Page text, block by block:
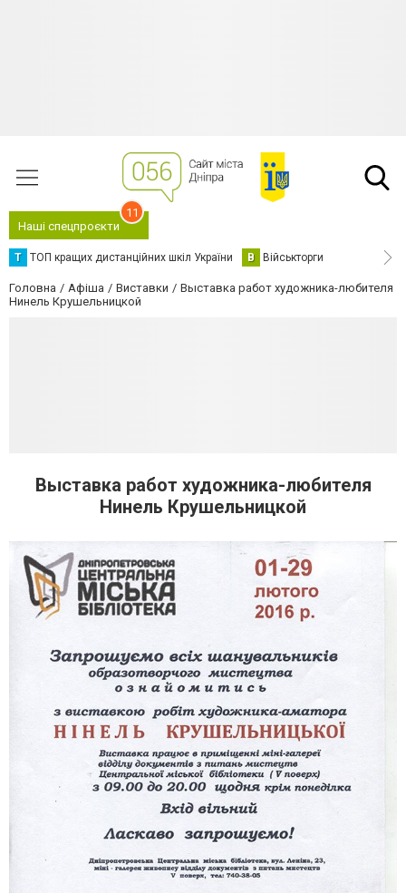
Наші спецпроєкти
11
Т ТОП кращих дистанційних шкіл України В Військторги
Головна Афіша Виставки
Выставка работ художника-любителя
Нинель Крушельницкой
Выставка работ художника-любителя
Нинель Крушельницкой